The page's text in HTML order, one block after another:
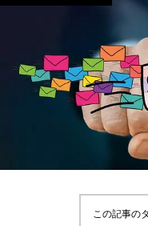
この記事の